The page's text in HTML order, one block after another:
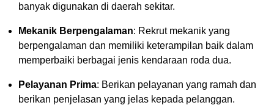
banyak digunakan di daerah sekitar.
Mekanik Berpengalaman: Rekrut mekanik yang
berpengalaman dan memiliki keterampilan baik dalam
memperbaiki berbagai jenis kendaraan roda dua.
Pelayanan Prima: Berikan pelayanan yang ramah dan
berikan penjelasan yang jelas kepada pelanggan.